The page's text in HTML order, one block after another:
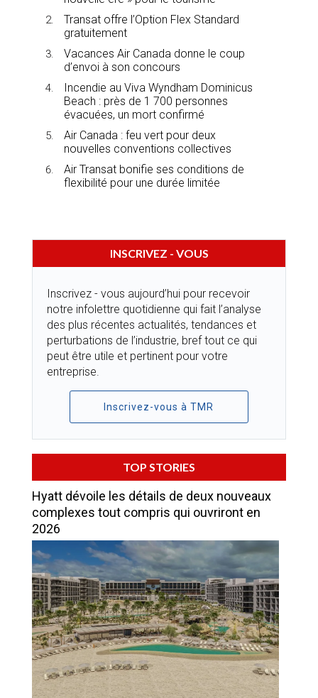
Transat offre l’Option Flex Standard
gratuitement
Vacances Air Canada donne le coup
d’envoi à son concours
Incendie au Viva Wyndham Dominicus
Beach : près de 1 700 personnes
évacuées, un mort confirmé
Air Canada : feu vert pour deux
nouvelles conventions collectives
Air Transat bonifie ses conditions de
flexibilité pour une durée limitée
INSCRIVEZ - VOUS
Inscrivez - vous aujourd’hui pour recevoir
notre infolettre quotidienne qui fait l’analyse
des plus récentes actualités, tendances et
perturbations de l’industrie, bref tout ce qui
peut être utile et pertinent pour votre
entreprise.
Inscrivez-vous à TMR
TOP STORIES
Hyatt dévoile les détails de deux nouveaux
complexes tout compris qui ouvriront en
2026